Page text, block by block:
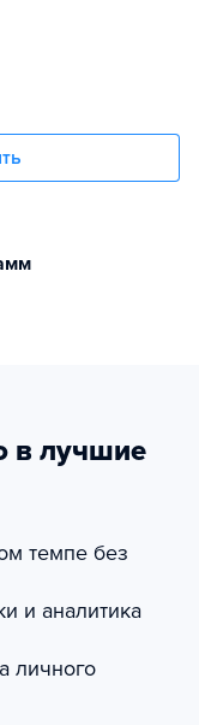
в лучшие
темпе без
и аналитика
личного